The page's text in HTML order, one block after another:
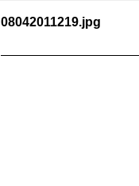
08042011219.jpg